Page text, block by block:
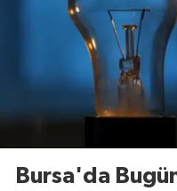
Bursa'da